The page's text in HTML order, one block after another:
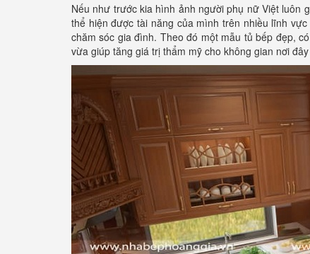
Nếu như trước kia hình ảnh người phụ nữ Việt luôn
thể hiện được tài năng của mình trên nhiều lĩnh
chăm sóc gia đình. Theo đó một mẫu tủ bếp đẹp,
vừa giúp tăng giá trị thẩm mỹ cho không gian nơi